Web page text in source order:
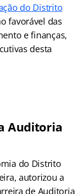
do Distrito
favorável das
e finanças,
desta
Auditoria
do Distrito
autorizou a
de Auditoria